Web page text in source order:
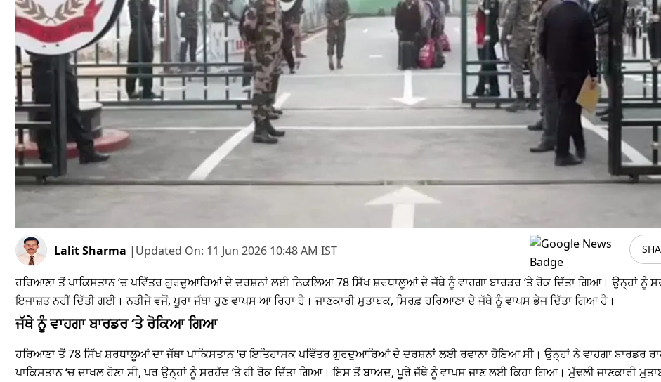
Lalit Sharma | Updated On: 11 Jun 2026 10:48 AM IST
ਹਰਿਆਣਾ ਤੋਂ ਪਾਕਿਸਤਾਨ ‘ਚ ਪਵਿੱਤਰ ਗੁਰਦੁਆਰਿਆਂ ਦੇ ਦਰਸ਼ਨਾਂ ਲਈ ਨਿਕਲਿਆ 78 ਸਿੱਖ ਸ਼ਰਧਾਲੂਆਂ ਦੇ ਜੱਥੇ ਨੂੰ ਵਾਹਗਾ ਬਾਰਡਰ ‘ਤੇ ਰੋਕ ਦਿੱਤਾ ਗਿਆ। ਉਨ੍ਹਾਂ ਨੂੰ
ਇਜਾਜ਼ਤ ਨਹੀਂ ਦਿੱਤੀ ਗਈ। ਨਤੀਜੇ ਵਜੋਂ, ਪੂਰਾ ਜੱਥਾ ਹੁਣ ਵਾਪਸ ਆ ਰਿਹਾ ਹੈ। ਜਾਣਕਾਰੀ ਮੁਤਾਬਕ, ਸਿਰਫ਼ ਹਰਿਆਣਾ ਦੇ ਜੱਥੇ ਨੂੰ ਵਾਪਸ ਭੇਜ ਦਿੱਤਾ ਗਿਆ ਹੈ।
ਜੱਥੇ ਨੂੰ ਵਾਹਗਾ ਬਾਰਡਰ ‘ਤੇ ਰੋਕਿਆ ਗਿਆ
ਹਰਿਆਣਾ ਤੋਂ 78 ਸਿੱਖ ਸ਼ਰਧਾਲੂਆਂ ਦਾ ਜੱਥਾ ਪਾਕਿਸਤਾਨ ‘ਚ ਇਤਿਹਾਸਕ ਪਵਿੱਤਰ ਗੁਰਦੁਆਰਿਆਂ ਦੇ ਦਰਸ਼ਨਾਂ ਲਈ ਰਵਾਨਾ ਹੋਇਆ ਸੀ। ਉਨ੍ਹਾਂ ਨੇ ਵਾਹਗਾ ਬਾਰਡਰ
ਪਾਕਿਸਤਾਨ ‘ਚ ਦਾਖਲ ਹੋਣਾ ਸੀ, ਪਰ ਉਨ੍ਹਾਂ ਨੂੰ ਸਰਹੱਦ ‘ਤੇ ਹੀ ਰੋਕ ਦਿੱਤਾ ਗਿਆ। ਇਸ ਤੋਂ ਬਾਅਦ, ਪੂਰੇ ਜੱਥੇ ਨੂੰ ਵਾਪਸ ਜਾਣ ਲਈ ਕਿਹਾ ਗਿਆ। ਮੁੱਢਲੀ ਜਾਣਕਾਰੀ